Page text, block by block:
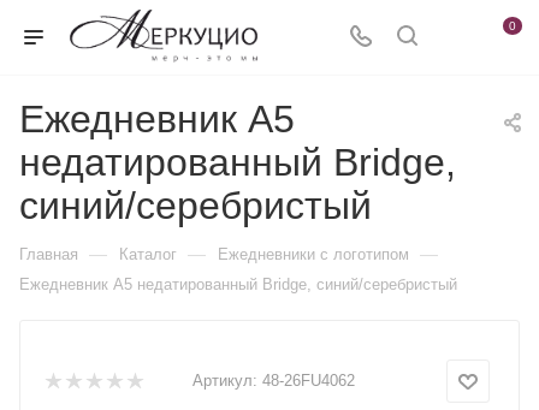
0
Ежедневник А5
недатированный Bridge,
синий/серебристый
Главная — Каталог — Ежедневники c логотипом —
Ежедневник А5 недатированный Bridge, синий/серебристый
Артикул: 48-26FU4062